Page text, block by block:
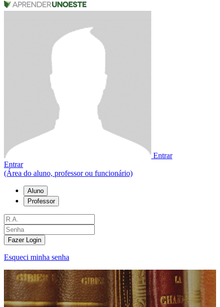
Entrar
Entrar
(Área do aluno, professor ou funcionário)
Aluno
Professor
Fazer Login
Esqueci minha senha